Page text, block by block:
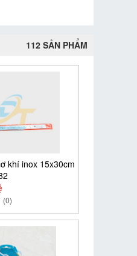
112 SẢN PHẨM
khí inox 15x30cm
(0)